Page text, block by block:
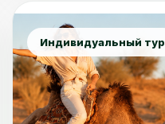
Индивидуальный тур